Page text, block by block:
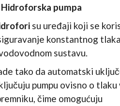
Hidroforska pumpa
su uređaji koji se
konstantnog
sustavu.
tako da automatski
pumpu ovisno o tlaku
čime omogućuju